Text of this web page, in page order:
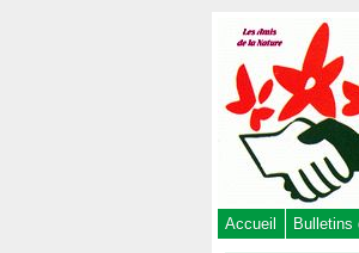
Accueil Bulletins